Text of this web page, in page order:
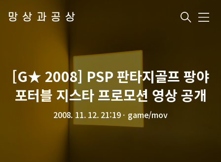
망상과공상 메
[G★ 2008] PSP 판타지골프 팡야
포터블 지스타 프로모션 영상 공개
2008. 11. 12. 21:19ㆍ game/mov